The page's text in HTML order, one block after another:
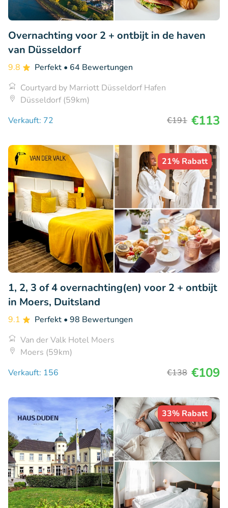
Overnachting voor 2 + ontbijt in de haven
van Düsseldorf
9.8 Perfekt • 64 Bewertungen
Courtyard by Marriott Düsseldorf Hafen
Düsseldorf (59km)
Verkauft: 72
€191 €113
21% Rabatt
1, 2, 3 of 4 overnachting(en) voor 2 + ontbijt
in Moers, Duitsland
9.1 Perfekt • 98 Bewertungen
Van der Valk Hotel Moers
Moers (59km)
Verkauft: 156
€138 €109
33% Rabatt